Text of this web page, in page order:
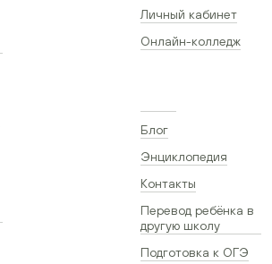
Личный кабинет
Онлайн-колледж
Блог
Энциклопедия
Контакты
Перевод ребёнка в
другую школу
Подготовка к ОГЭ